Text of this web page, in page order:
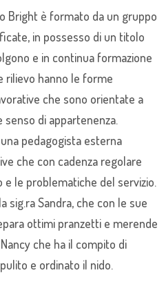
Bright è formato da un gruppo
in possesso di un titolo
e in continua formazione
rilievo hanno le forme
che sono orientate a
di appartenenza.
pedagogista esterna
che con cadenza regolare
e le problematiche del servizio.
sig.ra Sandra, che con le sue
ottimi pranzetti e merende
che ha il compito di
e ordinato il nido.